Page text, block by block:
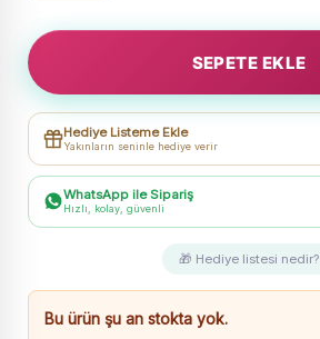
Önden
Düğneli
-
Yaka
Kısmı
Çiçek
Nakışlı
-
Gömlekli
SEPETE EKLE
Hediye Listeme Ekle
Yakınların seninle hediye verir
WhatsApp ile Sipariş
Hızlı, kolay, güvenli
🎁 Hediye listesi nedir?
Bu ürün şu an stokta yok.